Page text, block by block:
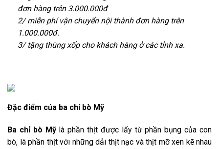
đơn hàng trên 3.000.000đ
2/ miễn phí vận chuyển nội thành đơn hàng trên
1.000.000đ.
3/ tặng thùng xốp cho khách hàng ở các tỉnh xa.
Đặc điểm của ba chỉ bò Mỹ
Ba chỉ bò Mỹlà phần thịt được lấy từ phần bụng của con
bò, là phần thịt với những dải thịt nạc và thịt mỡ xen kẽ nhau